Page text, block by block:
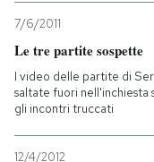
7/6/2011
Le tre partite sospette
I video delle partite di
saltate fuori nell'inchiesta
gli incontri truccati
12/4/2012